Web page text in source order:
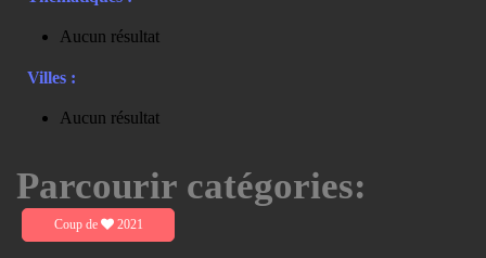
Aucun résultat
Villes :
Aucun résultat
Parcourir catégories:
Coup de 2021